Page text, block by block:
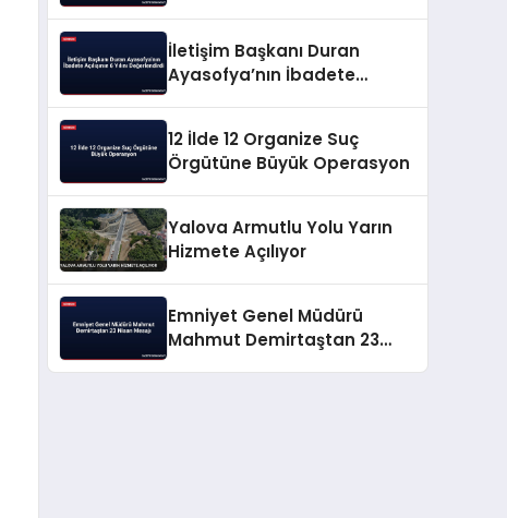
İletişim Başkanı Duran
Ayasofya’nın İbadete
12 İlde 12 Organize Suç
Örgütüne Büyük Operasyon
Yalova Armutlu Yolu Yarın
Hizmete Açılıyor
Emniyet Genel Müdürü
Mahmut Demirtaştan 23